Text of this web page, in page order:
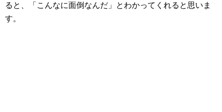
ると、「こんなに面倒なんだ」とわかってくれると思いま
す。